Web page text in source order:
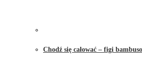
Chodź się całować – figi